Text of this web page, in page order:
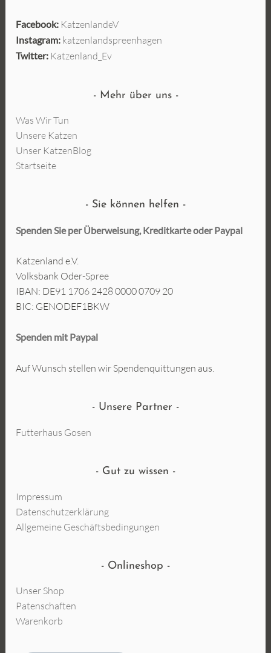
Facebook: KatzenlandeV
Instagram: katzenlandspreenhagen
Twitter: Katzenland_Ev
Mehr über uns
Was Wir Tun
Unsere Katzen
Unser KatzenBlog
Startseite
Sie können helfen
Spenden Sie per Überweisung, Kreditkarte oderPaypal
Katzenland e.V.
Volksbank Oder-Spree
IBAN: DE91 1706 2428 0000 0709 20
BIC: GENODEF1BKW
Spenden mit Paypal
Auf Wunsch stellen wir Spendenquittungen aus.
Unsere Partner
Futterhaus Gosen
Gut zu wissen
Impressum
Datenschutzerklärung
Allgemeine Geschäftsbedingungen
Onlineshop
Unser Shop
Patenschaften
Warenkorb